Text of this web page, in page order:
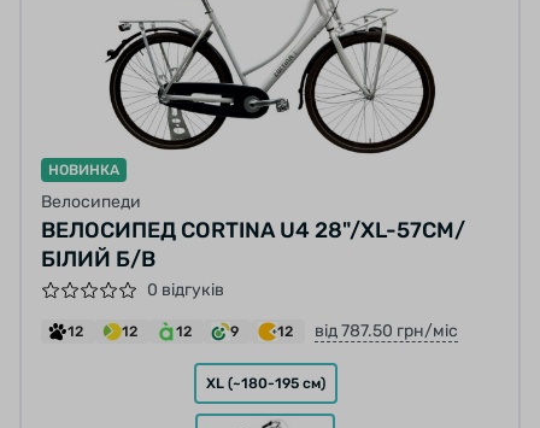
НОВИНКА
Велосипеди
ВЕЛОСИПЕД CORTINA U4 28"/XL-57СМ/
БІЛИЙ Б/В
0 відгуків
12 12 12 9 12 від 787.50 грн/міс
XL (~180-195 см)